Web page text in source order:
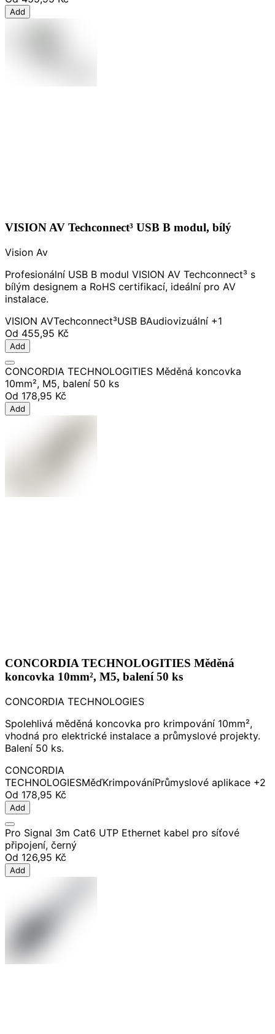
Add
VISION AV Techconnect³ USB B modul, bílý
Vision Av
Profesionální USB B modul VISION AV Techconnect³ s
bílým designem a RoHS certifikací, ideální pro AV
instalace.
VISION AVTechconnect³USB BAudiovizuální +1
Od 455,95 Kč
Add
CONCORDIA TECHNOLOGITIES Měděná koncovka
10mm², M5, balení 50 ks
Od 178,95 Kč
Add
CONCORDIA TECHNOLOGITIES Měděná
koncovka 10mm², M5, balení 50 ks
CONCORDIA TECHNOLOGIES
Spolehlivá měděná koncovka pro krimpování 10mm²,
vhodná pro elektrické instalace a průmyslové projekty.
Balení 50 ks.
CONCORDIA
TECHNOLOGIESMěďKrimpováníPrůmyslové aplikace +2
Od 178,95 Kč
Add
Pro Signal 3m Cat6 UTP Ethernet kabel pro síťové
připojení, černý
Od 126,95 Kč
Add